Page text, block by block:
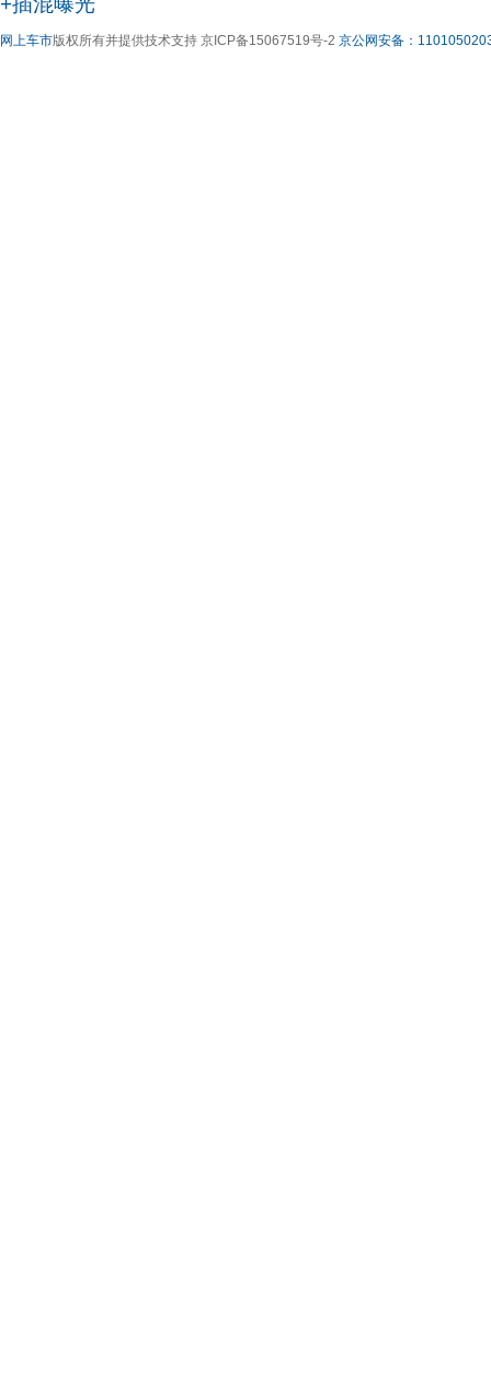
网上车市版权所有并提供技术支持 京ICP备15067519号-2 京公网安备：